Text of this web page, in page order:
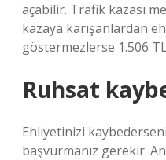
açabilir. Trafik kazası
kazaya karışanlardan
göstermezlerse 1.506
Ruhsat
Ehliyetinizi
başvurmanız gerekir.